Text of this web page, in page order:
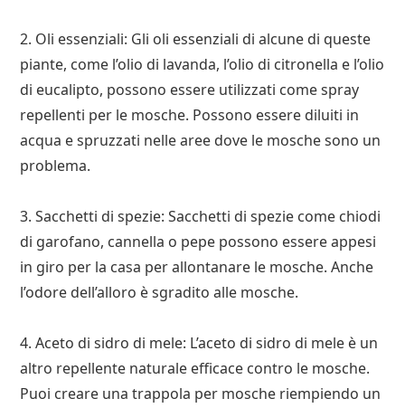
2. Oli essenziali: Gli oli essenziali di alcune di queste
piante, come l’olio di lavanda, l’olio di citronella e l’olio
di eucalipto, possono essere utilizzati come spray
repellenti per le mosche. Possono essere diluiti in
acqua e spruzzati nelle aree dove le mosche sono un
problema.
3. Sacchetti di spezie: Sacchetti di spezie come chiodi
di garofano, cannella o pepe possono essere appesi
in giro per la casa per allontanare le mosche. Anche
l’odore dell’alloro è sgradito alle mosche.
4. Aceto di sidro di mele: L’aceto di sidro di mele è un
altro repellente naturale efficace contro le mosche.
Puoi creare una trappola per mosche riempiendo un